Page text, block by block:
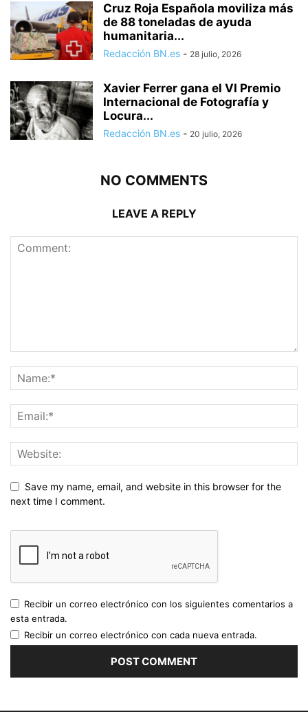
Cruz Roja Española moviliza más
de 88 toneladas de ayuda
humanitaria...
Redacción BN.es - 28 julio, 2026
Xavier Ferrer gana el VI Premio
Internacional de Fotografía y
Locura...
Redacción BN.es - 20 julio, 2026
NO COMMENTS
LEAVE A REPLY
Save my name, email, and website in this browser for the
next time I comment.
Recibir un correo electrónico con los siguientes comentarios a
esta entrada.
Recibir un correo electrónico con cada nueva entrada.